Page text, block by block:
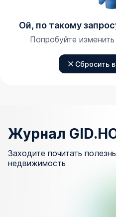
Ой, по такому
Попробуйте
Сбросить
Журнал
Заходите почитать
недвижимость